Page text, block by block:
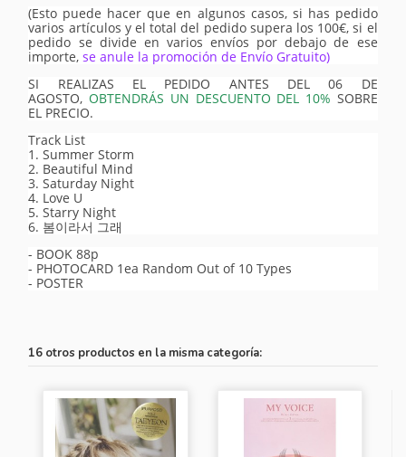
(Esto puede hacer que en algunos casos, si has pedido
varios artículos y el total del pedido supera los 100€, si el
pedido se divide en varios envíos por debajo de ese
importe,se anule la promoción de Envío Gratuito)
SI REALIZAS EL PEDIDO ANTES DEL 06 DE
AGOSTO, OBTENDRÁS UN DESCUENTO DEL 10% SOBRE
EL PRECIO.
Track List
1. Summer Storm
2. Beautiful Mind
3. Saturday Night
4. Love U
5. Starry Night
6. 봄이라서 그래
- BOOK 88p
- PHOTOCARD 1ea Random Out of 10 Types
- POSTER
16 otros productos en la misma categoría: